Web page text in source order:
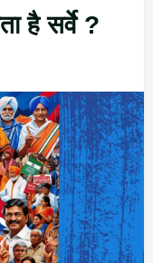
है सर्वे ?